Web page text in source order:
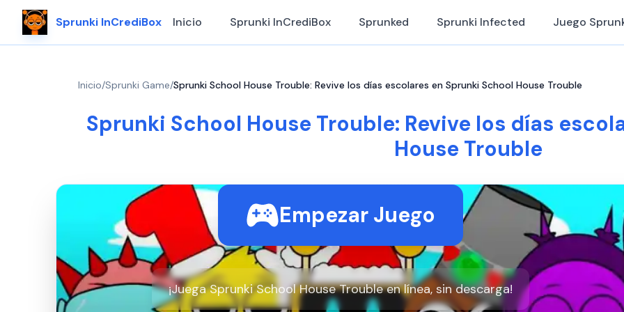
Sprunki InCrediBox Inicio Sprunki InCrediBox Sprunked Sprunki Infected Juego
Inicio/Sprunki Game/Sprunki School House Trouble: Revive los días escolares en Sprunki School House Trouble
Sprunki School House Trouble: Revive los días
House Trouble
Empezar Juego
¡Juega Sprunki School House Trouble en línea, sin descarga!